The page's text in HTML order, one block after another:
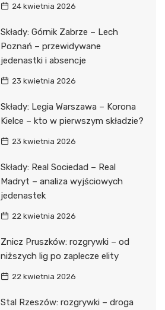
24 kwietnia 2026
Składy: Górnik Zabrze – Lech
Poznań – przewidywane
jedenastki i absencje
23 kwietnia 2026
Składy: Legia Warszawa – Korona
Kielce – kto w pierwszym składzie?
23 kwietnia 2026
Składy: Real Sociedad – Real
Madryt – analiza wyjściowych
jedenastek
22 kwietnia 2026
Znicz Pruszków: rozgrywki – od
niższych lig po zaplecze elity
22 kwietnia 2026
Stal Rzeszów: rozgrywki – droga